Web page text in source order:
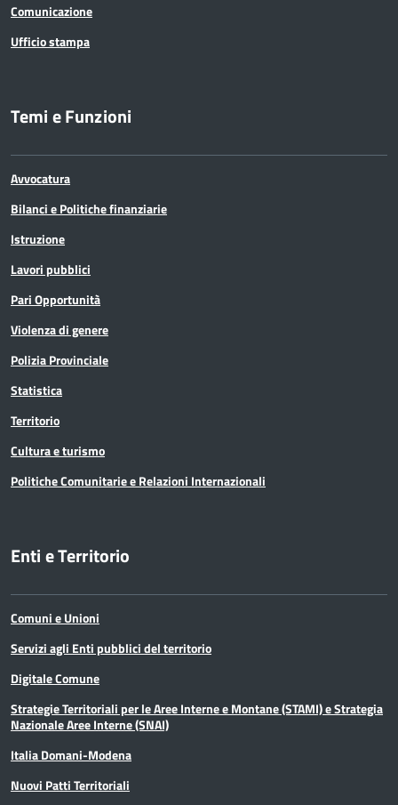
Comunicazione
Ufficio stampa
Temi e Funzioni
Avvocatura
Bilanci e Politiche finanziarie
Istruzione
Lavori pubblici
Pari Opportunità
Violenza di genere
Polizia Provinciale
Statistica
Territorio
Cultura e turismo
Politiche Comunitarie e Relazioni Internazionali
Enti e Territorio
Comuni e Unioni
Servizi agli Enti pubblici del territorio
Digitale Comune
Strategie Territoriali per le Aree Interne e Montane (STAMI) e Strategia
Nazionale Aree Interne (SNAI)
Italia Domani-Modena
Nuovi Patti Territoriali